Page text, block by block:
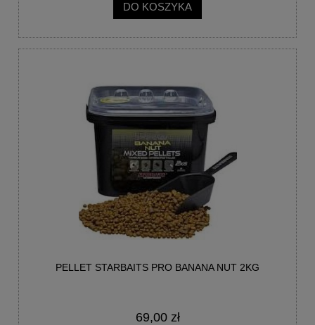
DO KOSZYKA
PELLET STARBAITS PRO BANANA NUT 2KG
69,00 zł